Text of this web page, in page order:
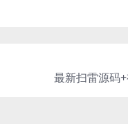
最新扫雷源码